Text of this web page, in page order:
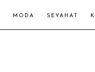
MODA SEYAHAT